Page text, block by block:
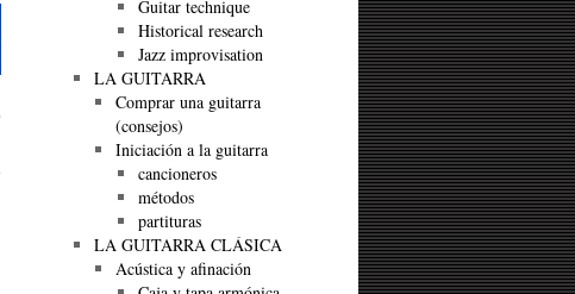
Guitar technique
Historical research
Jazz improvisation
LA GUITARRA
Comprar una guitarra
(consejos)
Iniciación a la guitarra
cancioneros
métodos
partituras
LA GUITARRA CLÁSICA
Acústica y afinación